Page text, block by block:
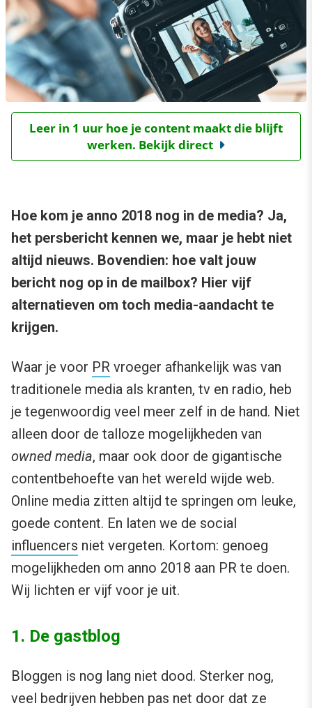
Leer in 1 uur hoe je content maakt die blijft
werken. Bekijk direct
Hoe kom je anno 2018 nog in de media? Ja,
het persbericht kennen we, maar je hebt niet
altijd nieuws. Bovendien: hoe valt jouw
bericht nog op in de mailbox? Hier vijf
alternatieven om toch media-aandacht te
krijgen.
Waar je voor PR vroeger afhankelijk was van
traditionele media als kranten, tv en radio, heb
je tegenwoordig veel meer zelf in de hand. Niet
alleen door de talloze mogelijkheden van
owned media, maar ook door de gigantische
contentbehoefte van het wereld wijde web.
Online media zitten altijd te springen om leuke,
goede content. En laten we de social
influencers niet vergeten. Kortom: genoeg
mogelijkheden om anno 2018 aan PR te doen.
Wij lichten er vijf voor je uit.
1. De gastblog
Bloggen is nog lang niet dood. Sterker nog,
veel bedrijven hebben pas net door dat ze